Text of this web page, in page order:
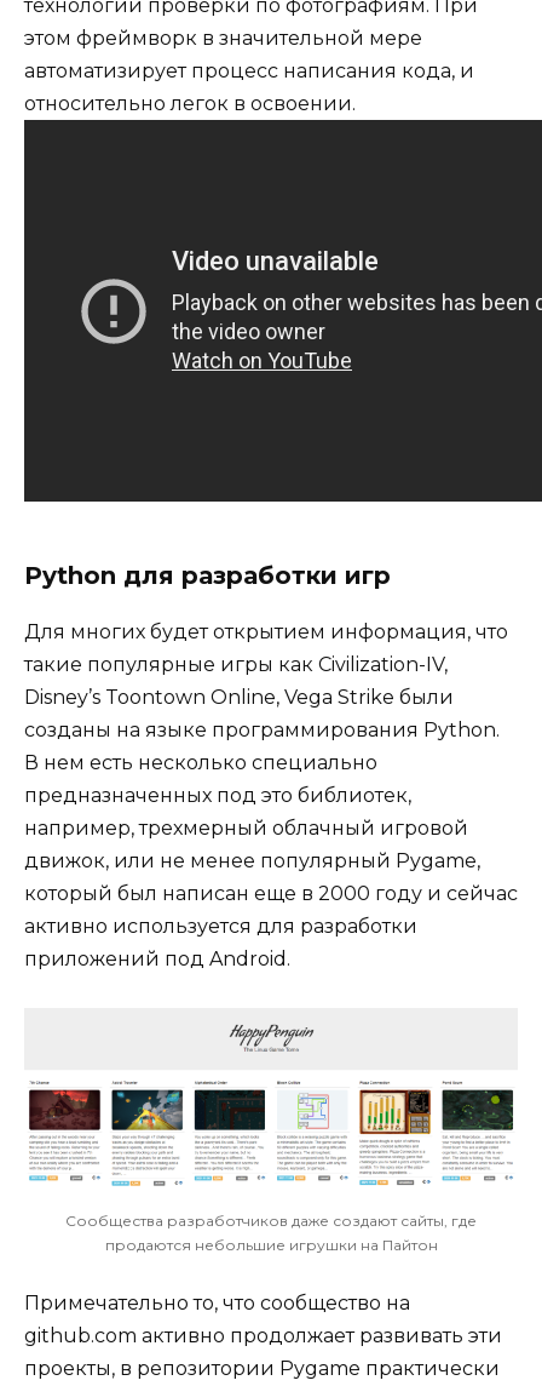
технологии проверки по фотографиям. При
этом фреймворк в значительной мере
автоматизирует процесс написания кода, и
относительно легок в освоении.
Python для разработки игр
Для многих будет открытием информация, что
такие популярные игры как Civilization-IV,
Disney’s Toontown Online, Vega Strike были
созданы на языке программирования Python.
В нем есть несколько специально
предназначенных под это библиотек,
например, трехмерный облачный игровой
движок, или не менее популярный Pygame,
который был написан еще в 2000 году и сейчас
активно используется для разработки
приложений под Android.
Сообщества разработчиков даже создают сайты, где
продаются небольшие игрушки на Пайтон
Примечательно то, что сообщество на
github.com активно продолжает развивать эти
проекты, в репозитории Pygame практически